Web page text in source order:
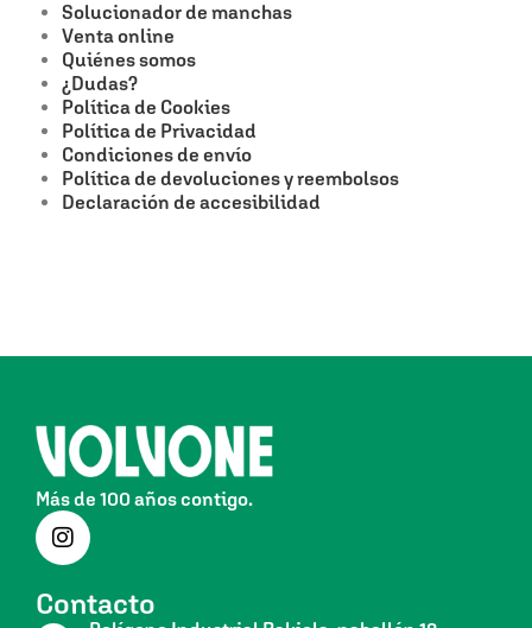
Solucionador de manchas
Venta online
Quiénes somos
¿Dudas?
Política de Cookies
Política de Privacidad
Condiciones de envío
Política de devoluciones y reembolsos
Declaración de accesibilidad
Más de 100 años contigo.
Contacto